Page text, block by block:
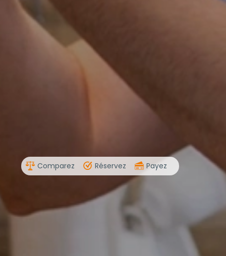
Comparez Réservez Payez